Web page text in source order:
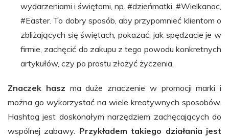
wydarzeniami i świętami, np. #dzieńmatki, #Wielkanoc,
#Easter. To dobry sposób, aby przypomnieć klientom o
zbliżających się świętach, pokazać, jak spędzacie je w
firmie, zachęcić do zakupu z tego powodu konkretnych
artykułów, czy po prostu złożyć życzenia.
Znaczek hasz ma duże znaczenie w promocji marki i
można go wykorzystać na wiele kreatywnych sposobów.
Hashtag jest doskonałym narzędziem zachęcających do
wspólnej zabawy. Przykładem takiego działania jest